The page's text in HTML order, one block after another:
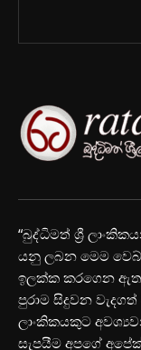
“බුද්ධිමත් ශ්‍රී
යනු ලබන මෙම
ඉලක්ක කරගෙන
පුරාම සිදුවන
ලාංකිකයකුට
සැපයීම අපගේ